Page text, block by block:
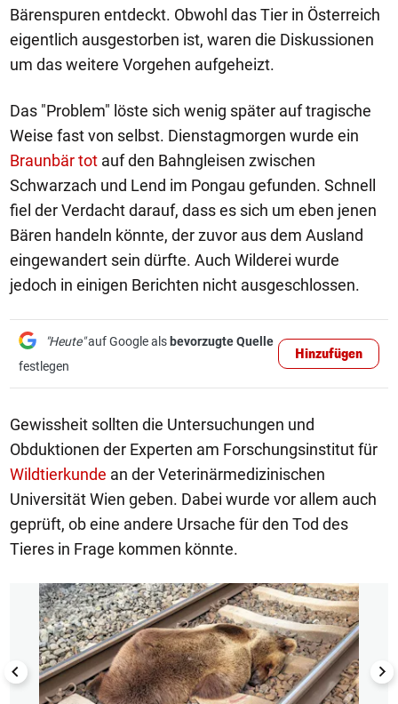
Bärenspuren entdeckt. Obwohl das Tier in Österreich
eigentlich ausgestorben ist, waren die Diskussionen
um das weitere Vorgehen aufgeheizt.
Das "Problem" löste sich wenig später auf tragische
Weise fast von selbst. Dienstagmorgen wurde ein
Braunbär tot auf den Bahngleisen zwischen
Schwarzach und Lend im Pongau gefunden. Schnell
fiel der Verdacht darauf, dass es sich um eben jenen
Bären handeln könnte, der zuvor aus dem Ausland
eingewandert sein dürfte. Auch Wilderei wurde
jedoch in einigen Berichten nicht ausgeschlossen.
"Heute"auf Google als bevorzugte Quelle
festlegen
Hinzufügen
Gewissheit sollten die Untersuchungen und
Obduktionen der Experten am Forschungsinstitut für
Wildtierkunde an der Veterinärmedizinischen
Universität Wien geben. Dabei wurde vor allem auch
geprüft, ob eine andere Ursache für den Tod des
Tieres in Frage kommen könnte.
1/6